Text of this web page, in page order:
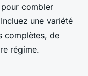
combler
une variété
complètes, de
régime.